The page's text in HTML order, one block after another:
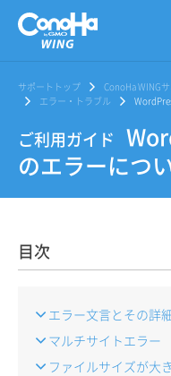
サポートトップ ConoHa WING
エラー・トラブル
ご利用ガイド
のエラーにつ
目次
エラー文言とその詳
マルチサイトエラー
ファイルサイズが大